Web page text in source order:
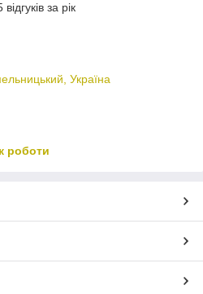
за рік
Україна
роботи